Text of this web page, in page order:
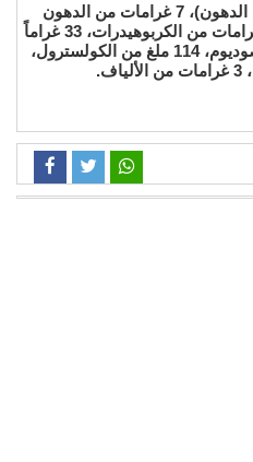
• 229 سعرة حرارية (29% من الدهون)، 7 غرامات من الدهون
(غرام من الدهون المشبعة)، 7 غرامات من الكربوهيدرات، 33 غراماً
من البروتينات، 103 ملغ من الصوديوم، 114 ملغ من الكولسترول،